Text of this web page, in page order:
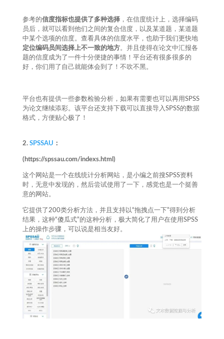
参考的信度指标也提供了多种选择，在信度统计上，选择编码
员后，就可以看到他们之间的复合信度，以及某道题，某道题
中某个选项的信度。查看具体的信度水平，也助于我们更快地
定位编码员间选择上不一致的地方。并且使得在论文中汇报各
题的信度成为了一件十分便捷的事情！平台还有很多很多的
好，你们用了自己就能体会到了！不吹不黑。
平台也有提供一些参数检验分析，如果有需要也可以再用SPSS
为论文继续添彩。该平台还支持下载可以直接导入SPSS的数据
格式，方便贴心极了！
2. SPSSAU ：
(https://spssau.com/indexs.html)
这个网站是一个在线统计分析网站，是小编之前搜SPSS资料
时，无意中发现的，然后尝试使用了一下，感觉也是一个挺善
意的网站。
它提供了200类分析方法，并且支持以“拖拽点一下”得到分析
结果，这种“傻瓜式”的这种分析，极大简化了用户在使用SPSS
上的操作步骤，可以说是相当友好。